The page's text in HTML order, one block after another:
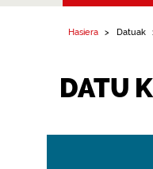
Foral de
Hasiera Datuak
DATU